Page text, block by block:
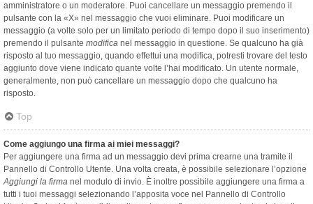
amministratore o un moderatore. Puoi cancellare un messaggio premendo il
pulsante con la «X» nel messaggio che vuoi eliminare. Puoi modificare un
messaggio (a volte solo per un limitato periodo di tempo dopo il suo inserimento)
premendo il pulsante modifica nel messaggio in questione. Se qualcuno ha già
risposto al tuo messaggio, quando effettui una modifica, potresti trovare del testo
aggiunto dove viene indicato quante volte l’hai modificato. Un utente normale,
generalmente, non può cancellare un messaggio dopo che qualcuno ha
risposto.
Top
Come aggiungo una firma ai miei messaggi?
Per aggiungere una firma ad un messaggio devi prima crearne una tramite il
Pannello di Controllo Utente. Una volta creata, è possibile selezionare l’opzione
Aggiungi la firma nel modulo di invio. È inoltre possibile aggiungere una firma a
tutti i tuoi messaggi selezionando l’apposita voce nel Pannello di Controllo